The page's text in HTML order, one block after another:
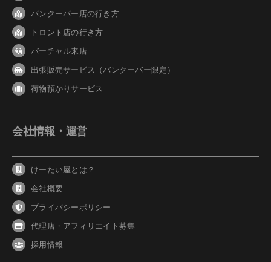
バンクーバー 店の行き方
トロント店の行き方
バーチャル来店
出張販売サービス（バンクーバー限定）
荷物預かりサービス
会社情報・運営
けーたい屋とは？
会社概要
プライバシーポリシー
代理店・アフィリエイト募集
採用情報